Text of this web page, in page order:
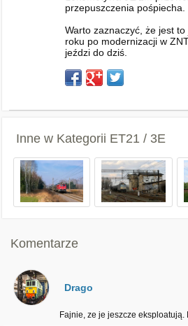
przepuszczenia pośpiecha.
Warto zaznaczyć, że jest
roku po modernizacji w
jeździ do dziś.
Inne w Kategorii ET21 / 3E
Komentarze
Drago
Fajnie, ze je jeszcze